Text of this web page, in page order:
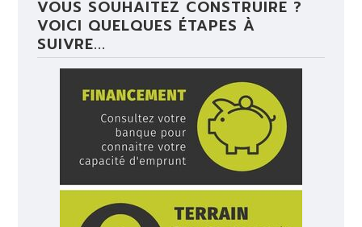
VOUS SOUHAITEZ CONSTRUIRE ?
VOICI QUELQUES ÉTAPES À
SUIVRE...